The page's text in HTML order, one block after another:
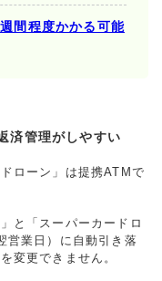
間程度かかる可能
済管理がしやすい
ローン」は提携ATMで
と「スーパーカードロ
営業日）に自動引き落
変更できません。